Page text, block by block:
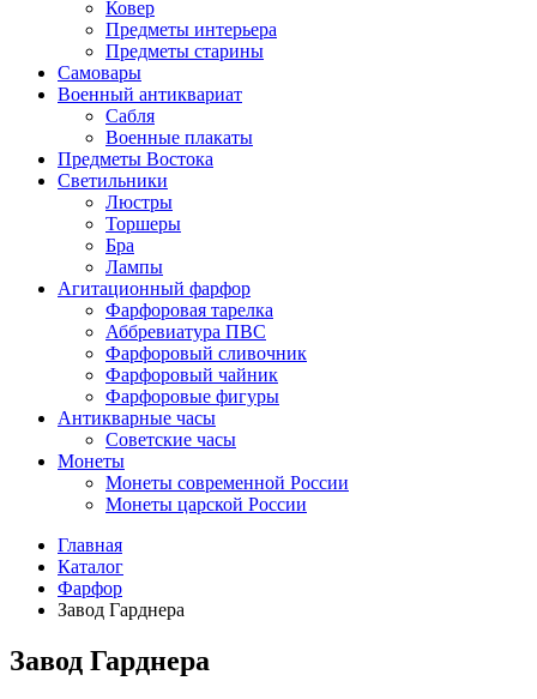
Ковер
Предметы интерьера
Предметы старины
Самовары
Военный антиквариат
Сабля
Военные плакаты
Предметы Востока
Светильники
Люстры
Торшеры
Бра
Лампы
Агитационный фарфор
Фарфоровая тарелка
Аббревиатура ПВС
Фарфоровый сливочник
Фарфоровый чайник
Фарфоровые фигуры
Антикварные часы
Советские часы
Монеты
Монеты современной России
Монеты царской России
Главная
Каталог
Фарфор
Завод Гарднера
Завод Гарднера